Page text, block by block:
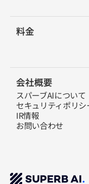
料金
会社概要
スパーブAIについて
セキュリティポリシ
IR情報
お問い合わせ